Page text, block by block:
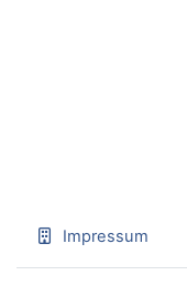
Impressum